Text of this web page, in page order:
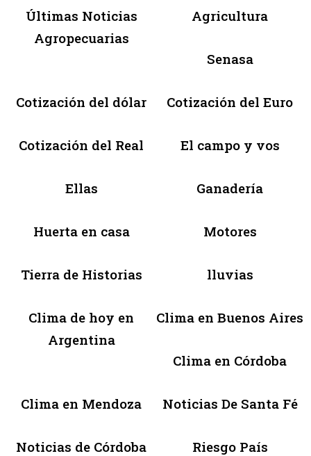
Últimas Noticias
Agropecuarias
Agricultura
Senasa
Cotización del dólar Cotización del Euro
Cotización del Real El campo y vos
Ellas Ganadería
Huerta en casa Motores
Tierra de Historias lluvias
Clima de hoy en
Argentina
Clima en Buenos Aires
Clima en Córdoba
Clima en Mendoza Noticias De Santa Fé
Noticias de Córdoba Riesgo País